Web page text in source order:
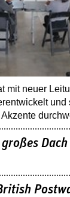
mit neuer
und